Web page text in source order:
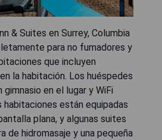
& Suites en Surrey, Columbia
para no fumadores y
que incluyen
la habitación. Los huéspedes
en el lugar y WiFi
están equipadas
plana, y algunas suites
de hidromasaje y una pequeña